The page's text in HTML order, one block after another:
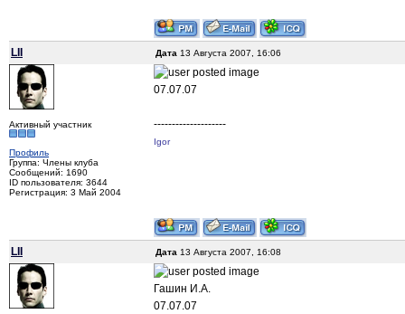
LII Дата 13 Августа 2007, 16:06
Активный участник
Профиль
Группа: Члены клуба
Сообщений: 1690
ID пользователя: 3644
Регистрация: 3 Май 2004
07.07.07
--------------------
Igor
LII Дата 13 Августа 2007, 16:08
Гашин И.А.
07.07.07